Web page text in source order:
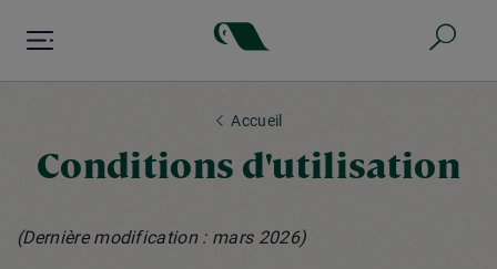
Accueil
Conditions d'utilisation
(Dernière modification : mars 2026)